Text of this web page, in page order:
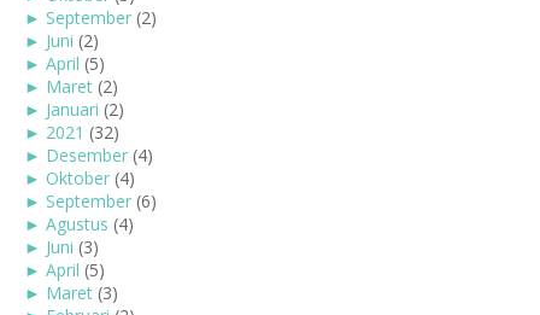
► September (2)
► Juni (2)
► April (5)
► Maret (2)
► Januari (2)
► 2021 (32)
► Desember (4)
► Oktober (4)
► September (6)
► Agustus (4)
► Juni (3)
► April (5)
► Maret (3)